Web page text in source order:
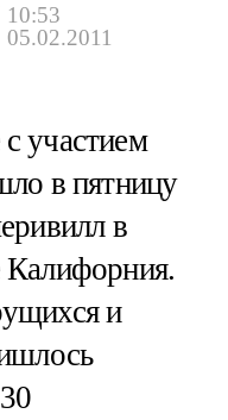
10:53
05.02.2011
участием
в пятницу
в
Калифорния.
и